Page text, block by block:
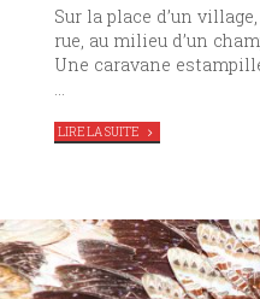
Sur la place d’un
rue, au milieu d’un
Une caravane
LIRE LA SUITE"
LES
NUITS
EN
RÉSIDENCE
AU
TAG"